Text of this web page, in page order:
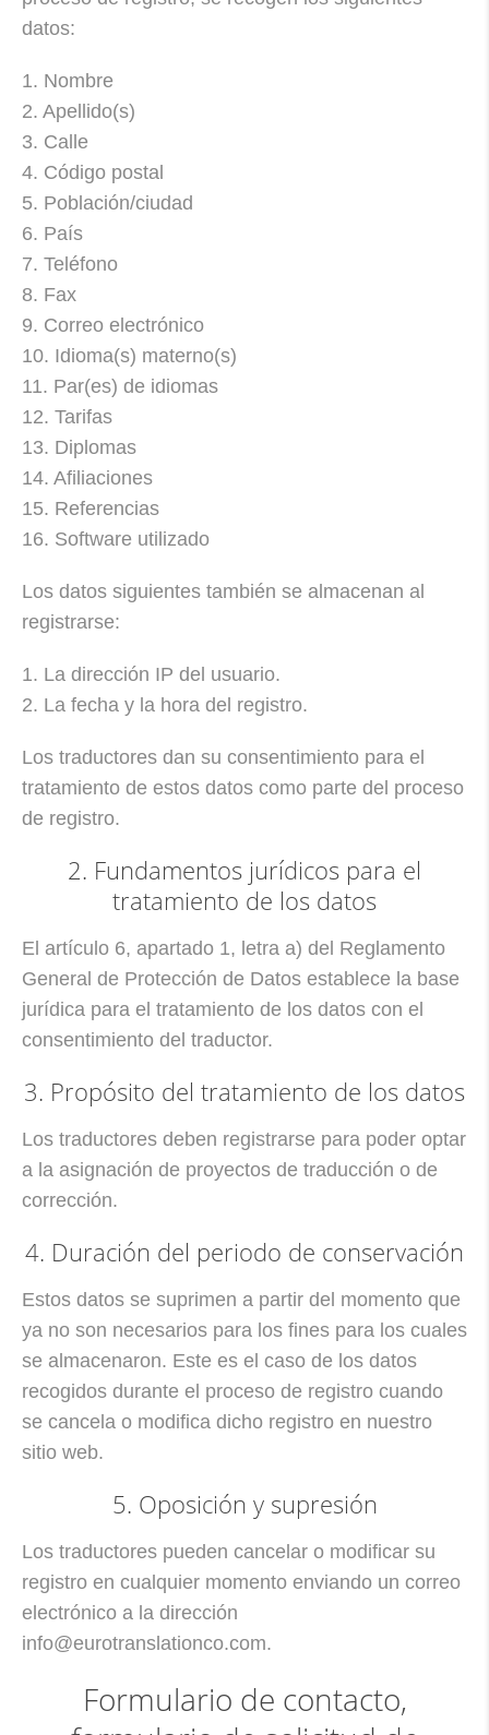
datos:
1. Nombre
2. Apellido(s)
3. Calle
4. Código postal
5. Población/ciudad
6. País
7. Teléfono
8. Fax
9. Correo electrónico
10. Idioma(s) materno(s)
11. Par(es) de idiomas
12. Tarifas
13. Diplomas
14. Afiliaciones
15. Referencias
16. Software utilizado
Los datos siguientes también se almacenan al
registrarse:
1. La dirección IP del usuario.
2. La fecha y la hora del registro.
Los traductores dan su consentimiento para el
tratamiento de estos datos como parte del proceso
de registro.
2. Fundamentos jurídicos para el
tratamiento de los datos
El artículo 6, apartado 1, letra a) del Reglamento
General de Protección de Datos establece la base
jurídica para el tratamiento de los datos con el
consentimiento del traductor.
3. Propósito del tratamiento de los datos
Los traductores deben registrarse para poder optar
a la asignación de proyectos de traducción o de
corrección.
4. Duración del periodo de conservación
Estos datos se suprimen a partir del momento que
ya no son necesarios para los fines para los cuales
se almacenaron. Este es el caso de los datos
recogidos durante el proceso de registro cuando
se cancela o modifica dicho registro en nuestro
sitio web.
5. Oposición y supresión
Los traductores pueden cancelar o modificar su
registro en cualquier momento enviando un correo
electrónico a la dirección
info@eurotranslationco.com.
Formulario de contacto,